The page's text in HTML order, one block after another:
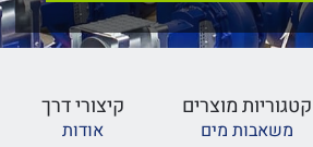
קטגוריות מוצרים
משאבות מים
קיצורי דרך
אודות